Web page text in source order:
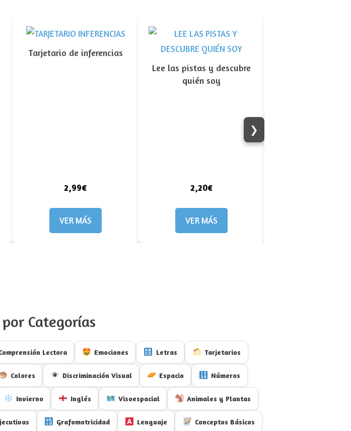
Tarjetario de inferencias
2,99€
VER MÁS
Lee las pistas y descubre
quién soy
2,20€
VER MÁS
❯
Categorías
Lectora Emociones Letras Tarjetarios
Colores Discriminación Visual Espacio Números
Invierno Inglés Visoespacial Animales y Plantas
Grafomotricidad Lenguaje Conceptos Básicos